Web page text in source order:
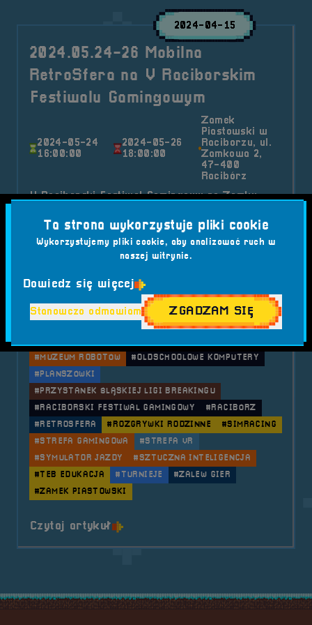
2024-04-15
2024.05.24-26 Mobilna
RetroSfera na V Raciborskim
Festiwalu Gamingowym
2024-05-24
16:00:00
2024-05-26
18:00:00
Zamek
Piastowski w
Raciborzu, ul.
Zamkowa 2,
47-400
Racibórz
V Raciborski Festiwal Gamingowy na Zamku
V 2024!
Mobilna RetroSfera
#CYBERBEZPIECZEŃSTWO
#DRENGOWIE Z NAD GÓRNEJ ODRY
#FLIPPERY
#GIGANCI PROGRAMOWANIA
#KONCERT
#KONSOLE
#MUZEUM ROBOTÓW
#OLDSCHOOLOWE KOMPUTERY
#PLANSZÓWKI
#PRZYSTANEK ŚLĄSKIEJ LIGI BREAKINGU
#RACIBORSKI FESTIWAL GAMINGOWY
#RACIBÓRZ
#RETROSFERA
#ROZGRYWKI RODZINNE
#SIMRACING
#STREFA GAMINGOWA
#STREFA VR
#SYMULATOR JAZDY
#SZTUCZNA INTELIGENCJA
#TEB EDUKACJA
#TURNIEJE
#ZALEW GIER
#ZAMEK PIASTOWSKI
Czytaj artykuło tytule 2024.05.24-26 Mobilna
Ta strona wykorzystuje pliki cookie
Wykorzystujemy pliki cookie, aby analizować ruch w
naszej witrynie.
Dowiedz się więcej
Stanowczo odmawiam ZGADZAM SIĘ